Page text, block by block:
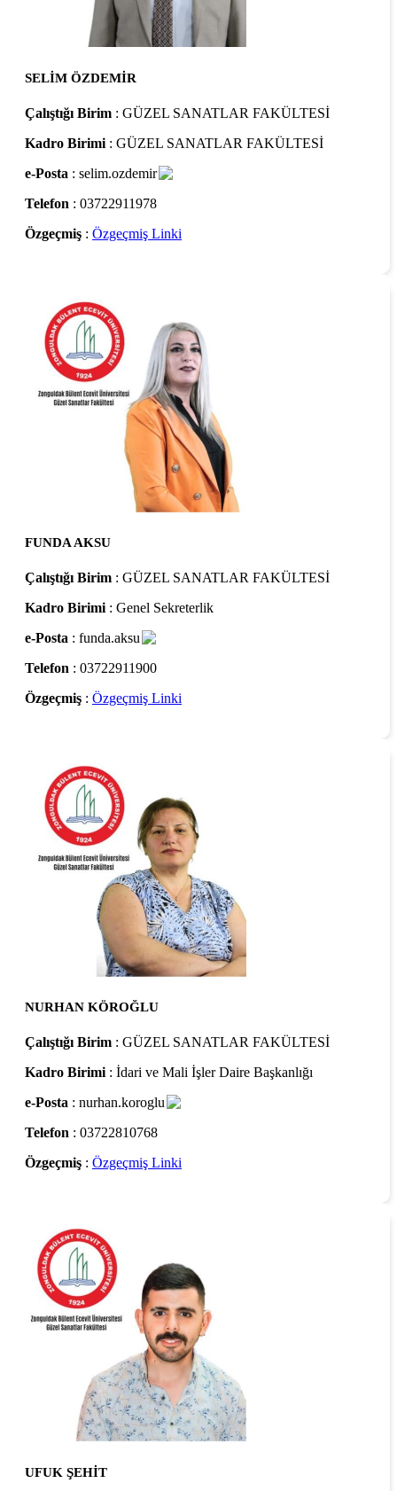
SELİM ÖZDEMİR
Çalıştığı Birim : GÜZEL SANATLAR FAKÜLTESİ
Kadro Birimi : GÜZEL SANATLAR FAKÜLTESİ
e-Posta : selim.ozdemir
Telefon : 03722911978
Özgeçmiş : Özgeçmiş Linki
FUNDA AKSU
Çalıştığı Birim : GÜZEL SANATLAR FAKÜLTESİ
Kadro Birimi : Genel Sekreterlik
e-Posta : funda.aksu
Telefon : 03722911900
Özgeçmiş : Özgeçmiş Linki
NURHAN KÖROĞLU
Çalıştığı Birim : GÜZEL SANATLAR FAKÜLTESİ
Kadro Birimi : İdari ve Mali İşler Daire Başkanlığı
e-Posta : nurhan.koroglu
Telefon : 03722810768
Özgeçmiş : Özgeçmiş Linki
UFUK ŞEHİT